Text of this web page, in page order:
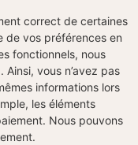
correct de certaines
de vos préférences en
fonctionnels, nous
vous n’avez pas
informations lors
les éléments
Nous pouvons